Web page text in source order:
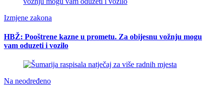
Izmjene zakona
HBŽ: Pooštrene kazne u prometu. Za obijesnu vožnju mogu
vam oduzeti i vozilo
Na neodređeno